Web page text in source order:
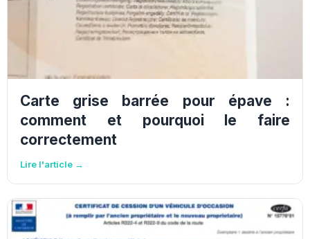
Carte grise barrée pour épave :
comment et pourquoi le faire
correctement
Lire l'article →